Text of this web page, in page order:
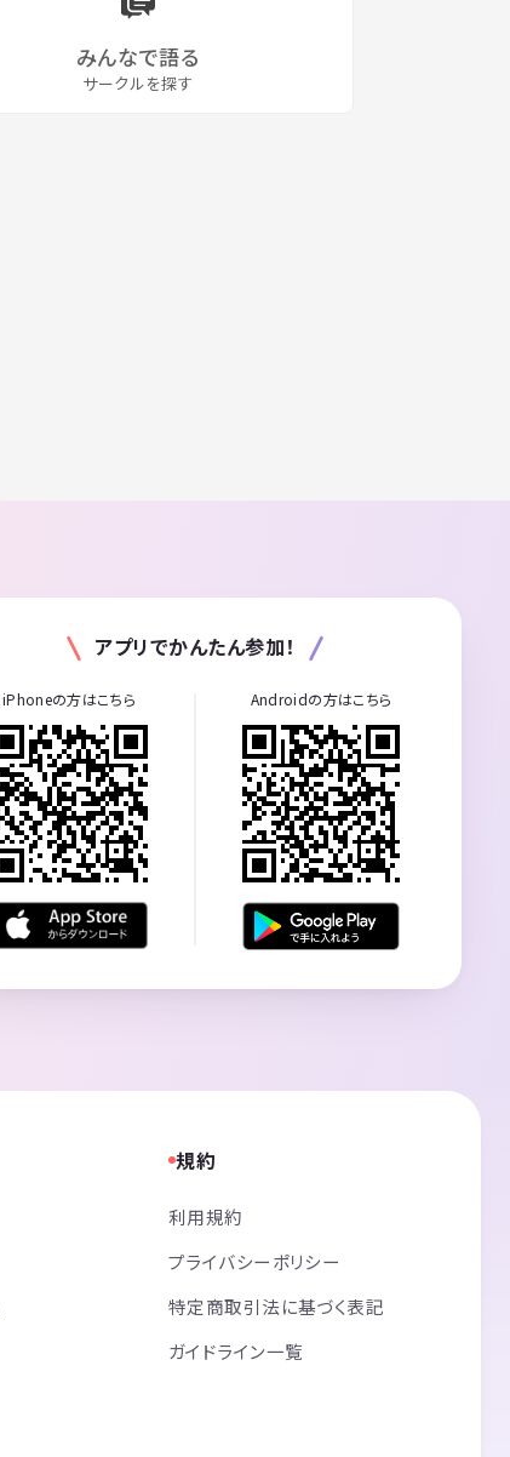
みんなで語る
サークルを探す
アプリでかんたん参加！
iPhoneの方はこちら Androidの方はこちら
規約
利用規約
プライバシーポリシー
特定商取引法に基づく表記
ガイドライン一覧